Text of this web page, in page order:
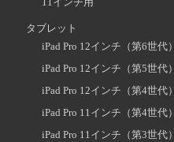
11インチ用
タブレット
iPad Pro 12インチ（第6世代）
iPad Pro 12インチ（第5世代）
iPad Pro 12インチ（第4世代）
iPad Pro 11インチ（第4世代）
iPad Pro 11インチ（第3世代）